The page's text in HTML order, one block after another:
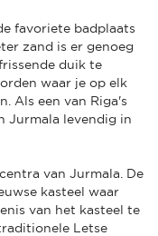
favoriete badplaats
zand is er genoeg
duik te
waar je op elk
Als een van Riga's
Jurmala levendig in
van Jurmala. De
kasteel waar
van het kasteel te
Letse